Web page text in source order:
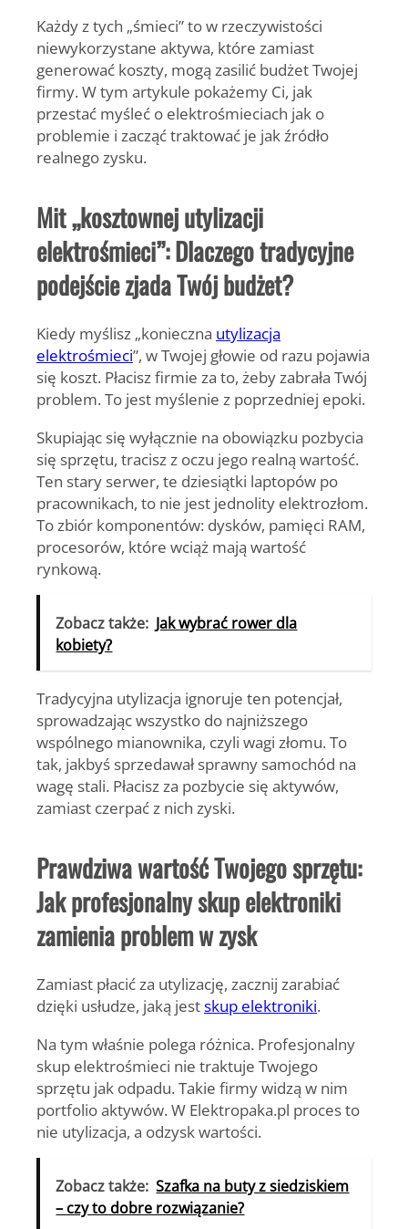
Każdy z tych „śmieci” to w rzeczywistości
niewykorzystane aktywa, które zamiast
generować koszty, mogą zasilić budżet Twojej
firmy. W tym artykule pokażemy Ci, jak
przestać myśleć o elektrośmieciach jak o
problemie i zacząć traktować je jak źródło
realnego zysku.
Mit „kosztownej utylizacji
elektrośmieci”: Dlaczego tradycyjne
podejście zjada Twój budżet?
Kiedy myślisz „konieczna utylizacja
elektrośmieci”, w Twojej głowie od razu pojawia
się koszt. Płacisz firmie za to, żeby zabrała Twój
problem. To jest myślenie z poprzedniej epoki.
Skupiając się wyłącznie na obowiązku pozbycia
się sprzętu, tracisz z oczu jego realną wartość.
Ten stary serwer, te dziesiątki laptopów po
pracownikach, to nie jest jednolity elektrozłom.
To zbiór komponentów: dysków, pamięci RAM,
procesorów, które wciąż mają wartość
rynkową.
Zobacz także: Jak wybrać rower dla
kobiety?
Tradycyjna utylizacja ignoruje ten potencjał,
sprowadzając wszystko do najniższego
wspólnego mianownika, czyli wagi złomu. To
tak, jakbyś sprzedawał sprawny samochód na
wagę stali. Płacisz za pozbycie się aktywów,
zamiast czerpać z nich zyski.
Prawdziwa wartość Twojego sprzętu:
Jak profesjonalny skup elektroniki
zamienia problem w zysk
Zamiast płacić za utylizację, zacznij zarabiać
dzięki usłudze, jaką jestskup elektroniki.
Na tym właśnie polega różnica. Profesjonalny
skup elektrośmieci nie traktuje Twojego
sprzętu jak odpadu. Takie firmy widzą w nim
portfolio aktywów. W Elektropaka.pl proces to
nie utylizacja, a odzysk wartości.
Zobacz także: Szafka na buty z siedziskiem
– czy to dobre rozwiązanie?